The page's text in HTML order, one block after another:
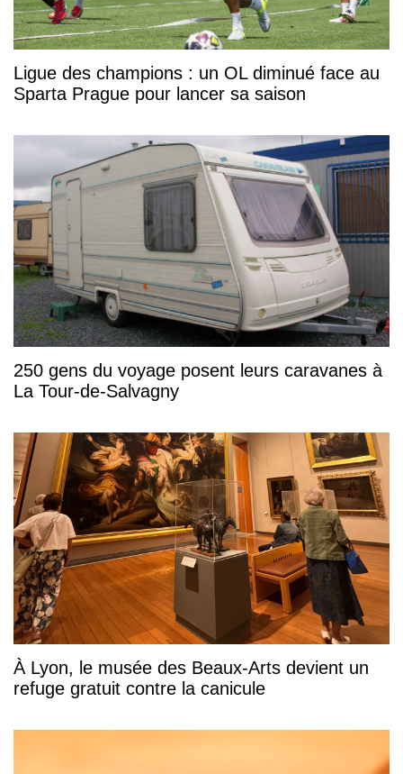
Ligue des champions : un OL diminué face au
Sparta Prague pour lancer sa saison
250 gens du voyage posent leurs caravanes à
La Tour-de-Salvagny
À Lyon, le musée des Beaux-Arts devient un
refuge gratuit contre la canicule